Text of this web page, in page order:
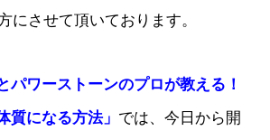
にさせて頂いております。
パワーストーンのプロが教える！
質になる方法」 では、今日から開